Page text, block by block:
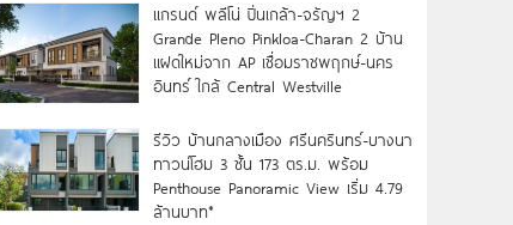
แกรนด์ พลีโน่ ปิ่นเกล้า-จรัญฯ 2
Grande Pleno Pinkloa-Charan 2 บ้าน
แฝดใหม่จาก AP เชื่อมราชพฤกษ์-นคร
อินทร์ ใกล้ Central Westville
รีวิว บ้านกลางเมือง ศรีนครินทร์-บางนา
ทาวน์โฮม 3 ชั้น 173 ตร.ม. พร้อม
Penthouse Panoramic View เริ่ม 4.79
ล้านบาท*